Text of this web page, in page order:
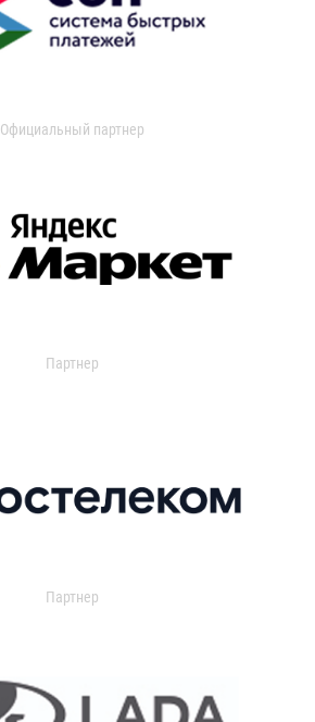
Официальный партнер
Партнер
Партнер